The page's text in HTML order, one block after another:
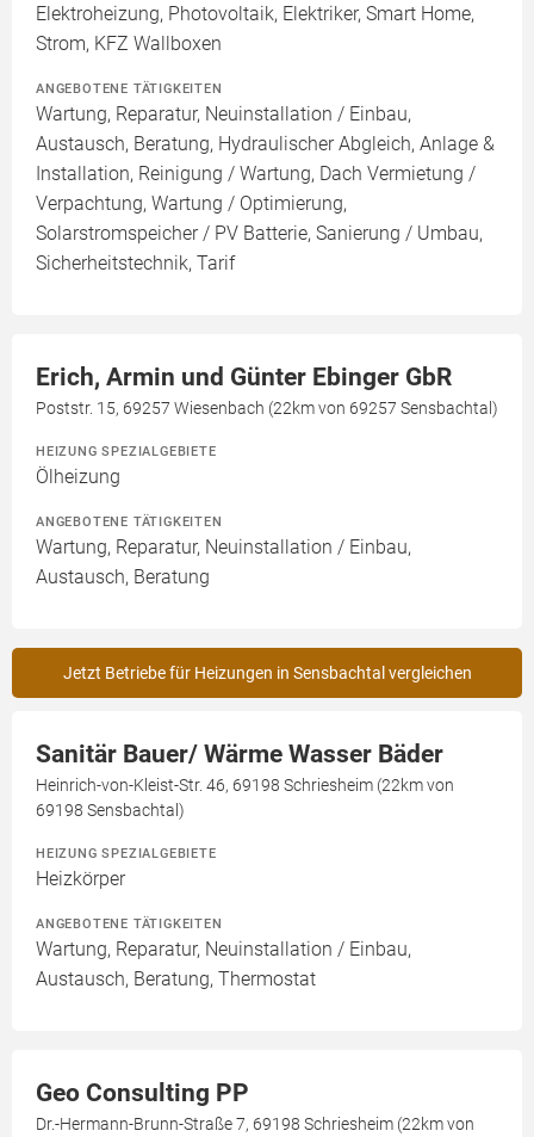
Elektroheizung, Photovoltaik, Elektriker, Smart Home,
Strom, KFZ Wallboxen
ANGEBOTENE TÄTIGKEITEN
Wartung, Reparatur, Neuinstallation / Einbau,
Austausch, Beratung, Hydraulischer Abgleich, Anlage &
Installation, Reinigung / Wartung, Dach Vermietung /
Verpachtung, Wartung / Optimierung,
Solarstromspeicher / PV Batterie, Sanierung / Umbau,
Sicherheitstechnik, Tarif
Erich, Armin und Günter Ebinger GbR
Poststr. 15, 69257 Wiesenbach (22km von 69257 Sensbachtal)
HEIZUNG SPEZIALGEBIETE
Ölheizung
ANGEBOTENE TÄTIGKEITEN
Wartung, Reparatur, Neuinstallation / Einbau,
Austausch, Beratung
Jetzt Betriebe für Heizungen in Sensbachtal vergleichen
Sanitär Bauer/ Wärme Wasser Bäder
Heinrich-von-Kleist-Str. 46, 69198 Schriesheim (22km von
69198 Sensbachtal)
HEIZUNG SPEZIALGEBIETE
Heizkörper
ANGEBOTENE TÄTIGKEITEN
Wartung, Reparatur, Neuinstallation / Einbau,
Austausch, Beratung, Thermostat
Geo Consulting PP
Dr.-Hermann-Brunn-Straße 7, 69198 Schriesheim (22km von